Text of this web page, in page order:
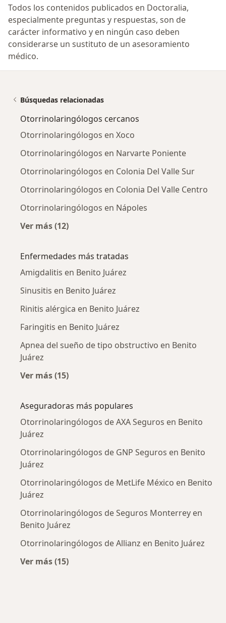
Todos los contenidos publicados en Doctoralia,
especialmente preguntas y respuestas, son de
carácter informativo y en ningún caso deben
considerarse un sustituto de un asesoramiento
médico.
Búsquedas relacionadas
Otorrinolaringólogos cercanos
Otorrinolaringólogos en Xoco
Otorrinolaringólogos en Narvarte Poniente
Otorrinolaringólogos en Colonia Del Valle Sur
Otorrinolaringólogos en Colonia Del Valle Centro
Otorrinolaringólogos en Nápoles
Ver más (12)
Enfermedades más tratadas
Amigdalitis en Benito Juárez
Sinusitis en Benito Juárez
Rinitis alérgica en Benito Juárez
Faringitis en Benito Juárez
Apnea del sueño de tipo obstructivo en Benito
Juárez
Ver más (15)
Aseguradoras más populares
Otorrinolaringólogos de AXA Seguros en Benito
Juárez
Otorrinolaringólogos de GNP Seguros en Benito
Juárez
Otorrinolaringólogos de MetLife México en Benito
Juárez
Otorrinolaringólogos de Seguros Monterrey en
Benito Juárez
Otorrinolaringólogos de Allianz en Benito Juárez
Ver más (15)